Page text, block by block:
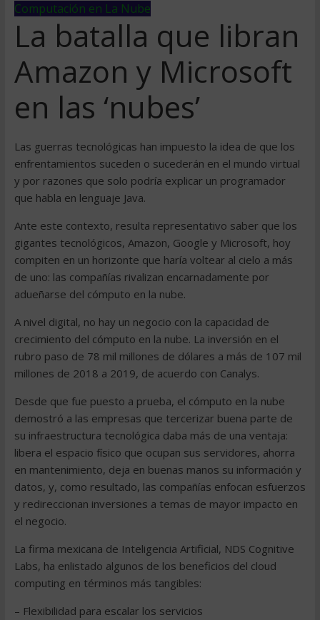
Computación en La Nube
La batalla que libran
Amazon y Microsoft
en las ‘nubes’
Las guerras tecnológicas han impuesto la idea de que los
enfrentamientos suceden o sucederán en el mundo virtual
y por razones que solo podría explicar un programador
que habla en lenguaje Java.
Ante este contexto, resulta representativo saber que los
gigantes tecnológicos, Amazon, Google y Microsoft, hoy
compiten en un horizonte que haría voltear al cielo a más
de uno: las compañías rivalizan encarnadamente por
adueñarse del cómputo en la nube.
A nivel digital, no hay un negocio con la capacidad de
crecimiento del cómputo en la nube. La inversión en el
rubro paso de 78 mil millones de dólares a más de 107 mil
millones de 2018 a 2019, de acuerdo con Canalys.
Desde que fue puesto a prueba, el cómputo en la nube
demostró a las empresas que tercerizar buena parte de
su infraestructura tecnológica daba más de una ventaja:
libera el espacio físico que ocupan sus servidores, ahorra
en mantenimiento, deja en buenas manos su información y
datos, y, como resultado, las compañías enfocan esfuerzos
y redireccionan inversiones a temas de mayor impacto en
el negocio.
La firma mexicana de Inteligencia Artificial, NDS Cognitive
Labs, ha enlistado algunos de los beneficios del cloud
computing en términos más tangibles:
– Flexibilidad para escalar los servicios